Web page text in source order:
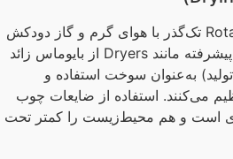
رشته‌ها در Rotary Drum Dryer تک‌گذر با هوای گرم و گاز دودکش
خشک می‌شوند. سیستم‌های پیشرفته مانند Dryers از بایوماس زائد
به‌عنوان سوخت استفاده و
حدود 2–4% تنظیم می‌کنند. استفاده از ضایعات چوب
است و هم محیط‌زیست را کمتر تحت